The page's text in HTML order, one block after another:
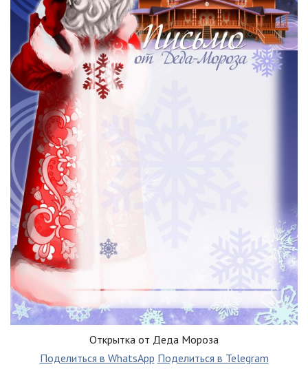
Открытка от Деда Мороза
Поделиться в WhatsApp Поделиться в Telegram